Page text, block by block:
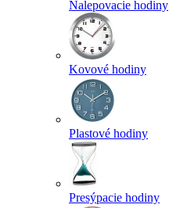
Nalepovacie hodiny
Kovové hodiny
Plastové hodiny
Presýpacie hodiny